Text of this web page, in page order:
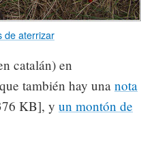
de aterrizar
catalán) en
también hay una nota
KB], y un montón de